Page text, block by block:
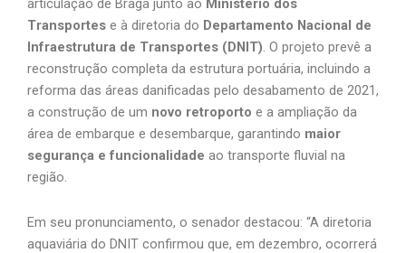
articulação de Braga junto ao Ministério dos
Transportes e à diretoria do Departamento Nacional de
Infraestrutura de Transportes (DNIT). O projeto prevê a
reconstrução completa da estrutura portuária, incluindo a
reforma das áreas danificadas pelo desabamento de 2021,
a construção de um novo retroporto e a ampliação da
área de embarque e desembarque, garantindo maior
segurança e funcionalidade ao transporte fluvial na
região.
Em seu pronunciamento, o senador destacou: “A diretoria
aquaviária do DNIT confirmou que, em dezembro, ocorrerá